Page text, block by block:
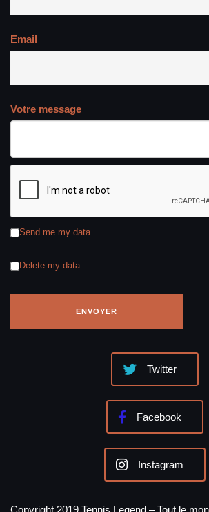
Email
Votre message
Send me my data
Delete my data
Twitter
Facebook
Instagram